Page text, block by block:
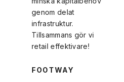
genom delat
infrastruktur.
Tillsammans gör vi
retail effektivare!
FOOTWAY